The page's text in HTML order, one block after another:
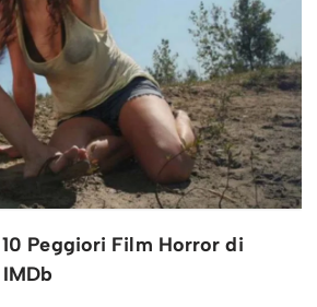
Peggiori Film Horror di